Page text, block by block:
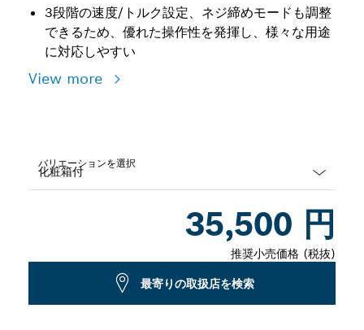
3段階の速度/トルク設定、ネジ締めモードも調整
できるため、優れた操作性を発揮し、様々な用途
に対応しやすい
View more
バリエーションを選択
35,500 円
推奨小売価格 (税抜)
最寄りの取扱店を検索